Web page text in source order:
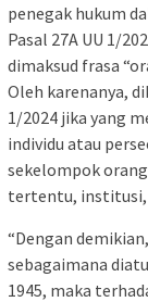
penegak hukum
Pasal 27A UU 1/
dimaksud frasa
Oleh karenanya,
1/2024 jika yang
individu atau
sekelompok
tertentu, institusi,
“Dengan
sebagaimana
1945, maka